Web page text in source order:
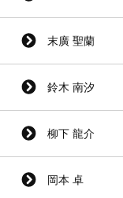
末廣 聖蘭
鈴木 南汐
柳下 龍介
岡本 卓